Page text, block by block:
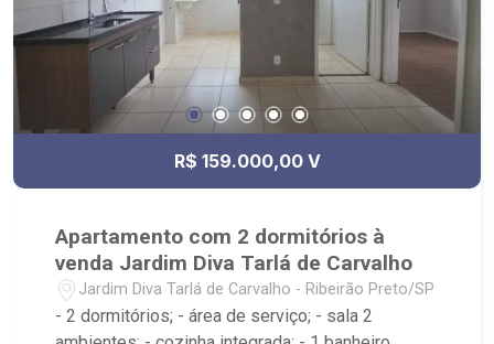
R$ 159.000,00 V
Apartamento com 2 dormitórios à
venda Jardim Diva Tarlá de Carvalho
Jardim Diva Tarlá de Carvalho - Ribeirão Preto/SP
- 2 dormitórios; - área de serviço; - sala 2